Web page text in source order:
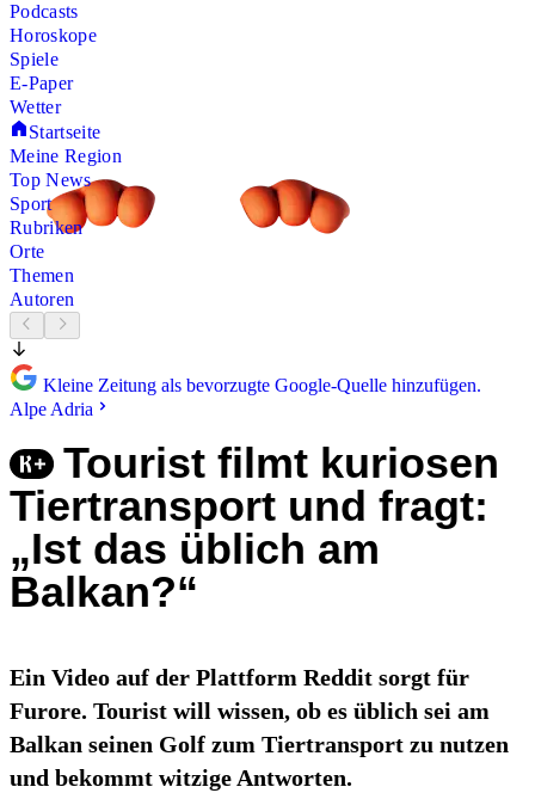
Podcasts
Horoskope
Spiele
E-Paper
Wetter
Startseite
Meine Region
Top News
Sport
Rubriken
Orte
Themen
Autoren
Kleine Zeitung als bevorzugte Google-Quelle hinzufügen.
Alpe Adria
Tourist filmt kuriosen
Tiertransport und fragt:
„Ist das üblich am
Balkan?“
Ein Video auf der Plattform Reddit sorgt für
Furore. Tourist will wissen, ob es üblich sei am
Balkan seinen Golf zum Tiertransport zu nutzen
und bekommt witzige Antworten.